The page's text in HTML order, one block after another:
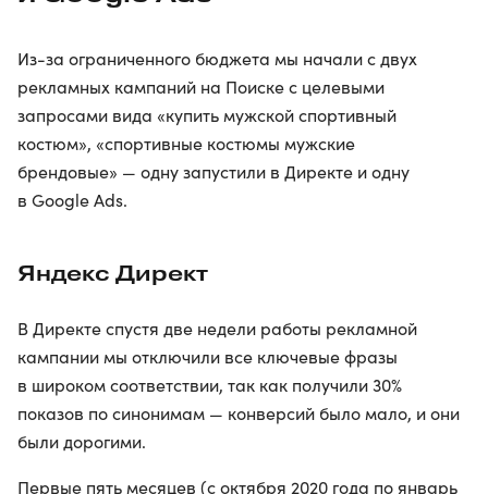
Из-за ограниченного бюджета мы начали с двух
рекламных кампаний на Поиске с целевыми
запросами вида «купить мужской спортивный
костюм», «спортивные костюмы мужские
брендовые» — одну запустили в Директе и одну
в Google Ads.
Яндекс Директ
​​В Директе спустя две недели работы рекламной
кампании мы отключили все ключевые фразы
в широком соответствии, так как получили 30%
показов по синонимам — конверсий было мало, и они
были дорогими.
Первые пять месяцев (с октября 2020 года по январь